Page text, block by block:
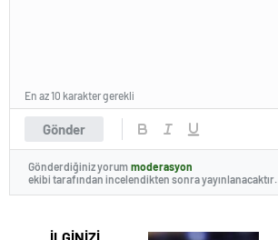
Gönder
En az 10 karakter gerekli
Gönderdiğiniz yorum moderasyon
ekibi tarafından incelendikten sonra yayınlanacaktır.